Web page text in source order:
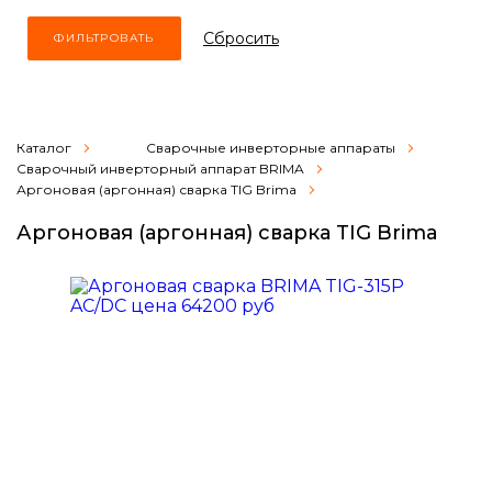
Cбросить
Каталог
Сварочные инверторные аппараты
Сварочный инверторный аппарат BRIMA
Аргоновая (аргонная) сварка TIG Brima
Аргоновая (аргонная) сварка TIG Brima